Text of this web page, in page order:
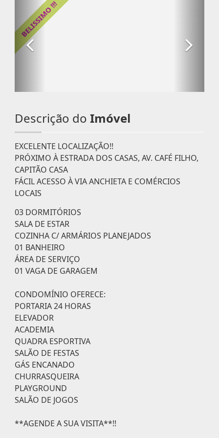
Descrição do Imóvel
EXCELENTE LOCALIZAÇÃO!!
PRÓXIMO À ESTRADA DOS CASAS, AV. CAFÉ FILHO,
CAPITÃO CASA
FÁCIL ACESSO À VIA ANCHIETA E COMÉRCIOS
LOCAIS
03 DORMITÓRIOS
SALA DE ESTAR
COZINHA C/ ARMÁRIOS PLANEJADOS
01 BANHEIRO
ÁREA DE SERVIÇO
01 VAGA DE GARAGEM
CONDOMÍNIO OFERECE:
PORTARIA 24 HORAS
ELEVADOR
ACADEMIA
QUADRA ESPORTIVA
SALÃO DE FESTAS
GÁS ENCANADO
CHURRASQUEIRA
PLAYGROUND
SALÃO DE JOGOS
**AGENDE A SUA VISITA**!!